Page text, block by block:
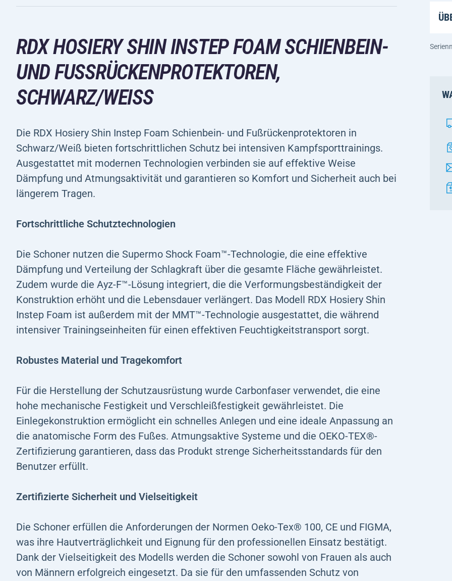
RDX HOSIERY SHIN INSTEP FOAM SCHIENBEIN-
UND FUSSRÜCKENPROTEKTOREN, S
CHWARZ/WEISS
Die RDX Hosiery Shin Instep Foam Schienbein- und Fußrückenprotektoren in
Schwarz/Weiß bieten fortschrittlichen Schutz bei intensiven Kampfsporttrainings.
Ausgestattet mit modernen Technologien verbinden sie auf effektive Weise
Dämpfung und Atmungsaktivität und garantieren so Komfort und Sicherheit auch bei
längerem Tragen.
Fortschrittliche Schutztechnologien
Die Schoner nutzen die Supermo Shock Foam™-Technologie, die eine effektive
Dämpfung und Verteilung der Schlagkraft über die gesamte Fläche gewährleistet.
Zudem wurde die Ayz-F™-Lösung integriert, die die Verformungsbeständigkeit der
Konstruktion erhöht und die Lebensdauer verlängert. Das Modell RDX Hosiery Shin
Instep Foam ist außerdem mit der MMT™-Technologie ausgestattet, die während
intensiver Trainingseinheiten für einen effektiven Feuchtigkeitstransport sorgt.
Robustes Material und Tragekomfort
Für die Herstellung der Schutzausrüstung wurde Carbonfaser verwendet, die eine
hohe mechanische Festigkeit und Verschleißfestigkeit gewährleistet. Die
Einlegekonstruktion ermöglicht ein schnelles Anlegen und eine ideale Anpassung an
die anatomische Form des Fußes. Atmungsaktive Systeme und die OEKO-TEX®-
Zertifizierung garantieren, dass das Produkt strenge Sicherheitsstandards für den
Benutzer erfüllt.
Zertifizierte Sicherheit und Vielseitigkeit
Die Schoner erfüllen die Anforderungen der Normen Oeko-Tex® 100, CE und FIGMA,
was ihre Hautverträglichkeit und Eignung für den professionellen Einsatz bestätigt.
Dank der Vielseitigkeit des Modells werden die Schoner sowohl von Frauen als auch
von Männern erfolgreich eingesetzt. Da sie für den umfassenden Schutz von